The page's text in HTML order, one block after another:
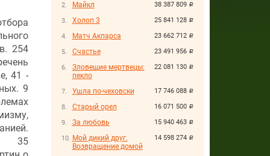
38 387 809 руб.
Майкл
25 841 128 руб.
Холоп 3
23 662 712 руб.
Матч Акпарса
23 491 956 руб.
Счастье
22 081 130 руб.
Зловещие мертвецы:
пекло
17 746 088 руб.
Ушла по-чеховски
16 071 500 руб.
Старый орел
15 940 463 руб.
За любовь
14 598 274 руб.
Мой дикий друг.
Возвращение домой
254
41 -
9
35